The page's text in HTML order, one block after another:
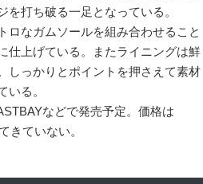
を打ち破る一足となっている。
ロなガムソールを組み合わせること
仕上げている。またライニングは鮮
しっかりとポイントを押さえて素材
いる。
などで発売予定。価格は
きていない。